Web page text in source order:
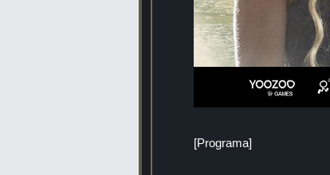
[Programa]